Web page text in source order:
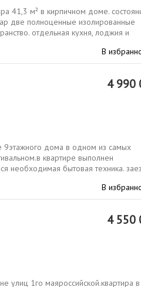
41,3 м² в кирпичном доме.
две полноценные изолированные
отдельная кухня, лоджия и
В
4 990
9этажного дома в одном из самых
квартире выполнен
необходимая бытовая техника.
В
4 550
улиц 1го маяроссийской.квартира